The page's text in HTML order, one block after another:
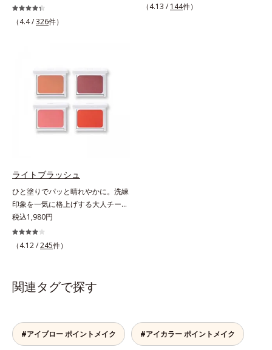
と多様なカラーリングで、似合うを
知る＆楽しさを引き出す、4色のア
単に印象的な目元が完成します。2
印象的に。4色全部使えば可能性は
無限大。もちろん単色使いもOK！
イヤーで、幾通りもの旬なアイメイ
（4.4 /326件）
ドルージュです。唇の凹凸を均一に
（4.13 / 144件）
ライトブラッシュ
ひと塗りでパッと晴れやかに。洗練
印象を一気に格上げする大人チーク
の決定版 。くすみを払って美肌に
見せ、透け感のある自然な色づきで
イキイキした表情が際立つチークで
ヒミツは、特殊加工パール。表面を
コーティングして光の正反射を抑
チークでありながらうるおいをもた
らし、肌とのフィット感がUP。ひ
税込1,980円
（4.12 /245件）
関連タグで探す
#アイブロー ポイントメイク #アイカラー ポイントメイク